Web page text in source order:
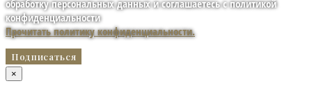
обработку персональных данных и соглашаетесь с политикой
конфиденциальности
Прочитать политику конфиденциальности.
×